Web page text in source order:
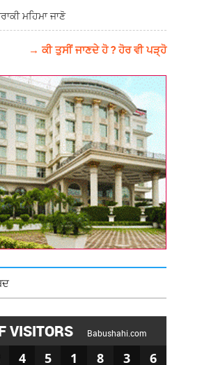
ਮਹਿਮਾ ਜਾਣੋ
→ ਕੀ ਤੁਸੀਂ ਜਾਣਦੇ ਹੋ ? ਹੋਰ ਵੀ ਪੜ੍ਹੋ
VISITORS Babushahi.com
4 5 1 8 3 6